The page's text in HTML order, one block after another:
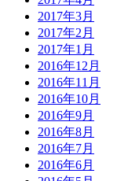
2017年3月
2017年2月
2017年1月
2016年12月
2016年11月
2016年10月
2016年9月
2016年8月
2016年7月
2016年6月